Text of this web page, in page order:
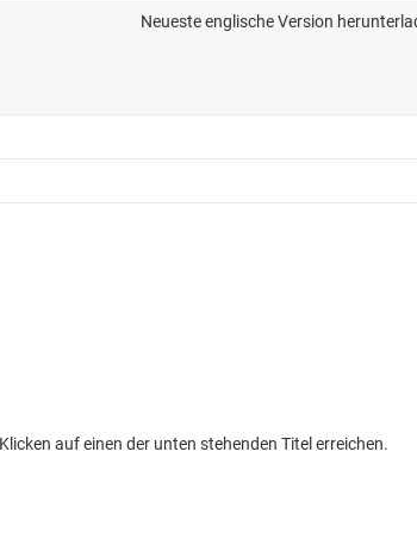
auf einen der unten stehenden Titel erreichen.